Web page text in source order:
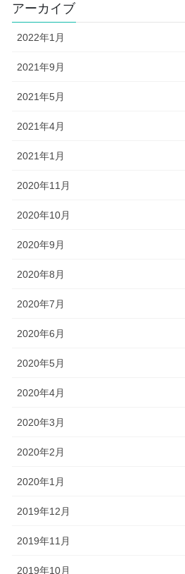
アーカイブ
2022年1月
2021年9月
2021年5月
2021年4月
2021年1月
2020年11月
2020年10月
2020年9月
2020年8月
2020年7月
2020年6月
2020年5月
2020年4月
2020年3月
2020年2月
2020年1月
2019年12月
2019年11月
2019年10月